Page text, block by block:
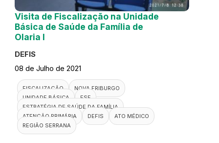
Visita de Fiscalização na Unidade
Básica de Saúde da Família de
Olaria I
DEFIS
08 de Julho de 2021
FISCALIZAÇÃO
NOVA FRIBURGO
UNIDADE BÁSICA
ESF
ESTRATÉGIA DE SAÚDE DA FAMÍLIA
ATENÇÃO PRIMÁRIA
DEFIS
ATO MÉDICO
REGIÃO SERRANA